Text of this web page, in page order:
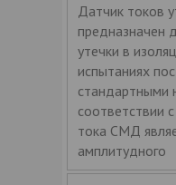
Датчик токов
предназначен
утечки в
испытаниях
стандартными
соответствии
тока СМД
амплитудного